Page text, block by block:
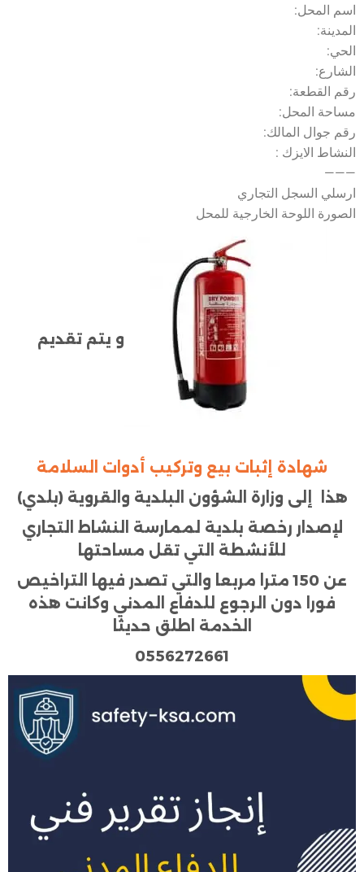
اسم المحل:
المدينة:
الحي:
الشارع:
رقم القطعة:
مساحة المحل:
رقم جوال المالك:
النشاط الايزك :
———
ارسلي السجل التجاري
الصورة اللوحة الخارجية للمحل
و يتم تقديم
شهادة إثبات بيع وتركيب أدوات السلامة
هذا إلى وزارة الشؤون البلدية والقروية (بلدي)
لإصدار رخصة بلدية لممارسة النشاط التجاري
للأنشطة التي تقل مساحتها
عن 150 مترا مربعا والتي تصدر فيها التراخيص
فورا دون الرجوع للدفاع المدني وكانت هذه
الخدمة اطلق حديثا
0556272661